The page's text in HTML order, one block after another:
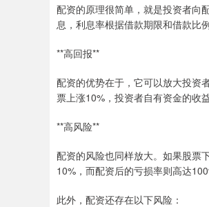
配资的原理很简单，就是投资者向
息，利息率根据借款期限和借款比例
**高回报**
配资的优势在于，它可以放大投资
票上涨10%，投资者自有资金的收
**高风险**
配资的风险也同样放大。如果股票
10%，而配资后的亏损率则高达
此外，配资还存在以下风险：